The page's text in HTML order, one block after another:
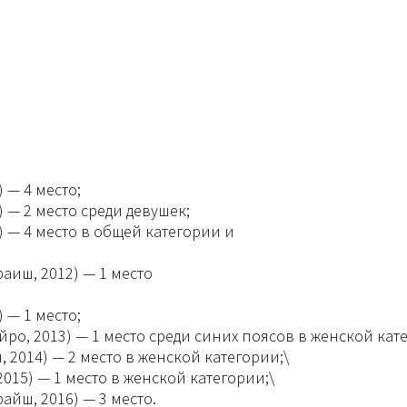
— 4 место;
2 место среди девушек;
— 4 место в общей категории и
2012) — 1 место
— 1 место;
2013) — 1 место среди синих поясов в женской
— 2 место в женской категории;\
— 1 место в женской категории;\
2016) — 3 место.